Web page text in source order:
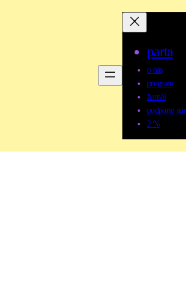
parta
o nás
program
žurnál
podporte nás
2 %